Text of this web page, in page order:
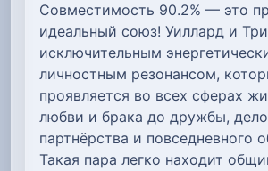
Совместимость 90.2% — это
идеальный союз! Уиллард и
исключительным
личностным резонансом,
проявляется во всех сферах
любви и брака до дружбы,
партнёрства и повседневного
Такая пара легко находит